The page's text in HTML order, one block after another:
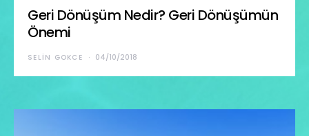
Geri Dönüşüm Nedir? Geri Dönüşümün
Önemi
SELIN GOKCE 04/10/2018